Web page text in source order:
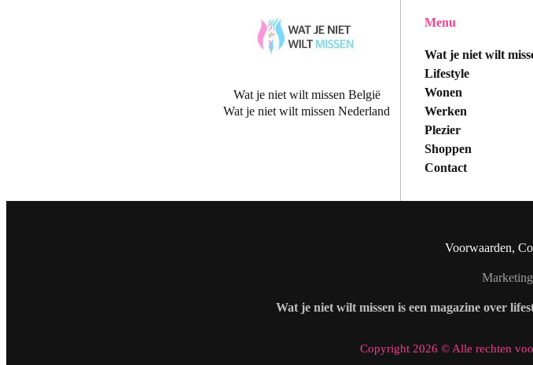
Wat je niet wilt missen België
Wat je niet wilt missen Nederland
Menu
Wat je niet wilt
Lifestyle
Wonen
Werken
Plezier
Shoppen
Contact
Voorwaarden,
Wat je niet wilt missen is een magazine over
Copyright 2026 © Alle rechten